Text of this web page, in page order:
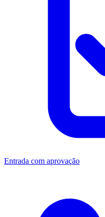
Entrada com aprovação